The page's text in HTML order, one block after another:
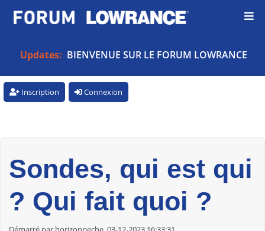
Updates: BIENVENUE SUR LE FORUM LOWRANCE
Inscription Connexion
Sondes, qui est qui
? Qui fait quoi ?